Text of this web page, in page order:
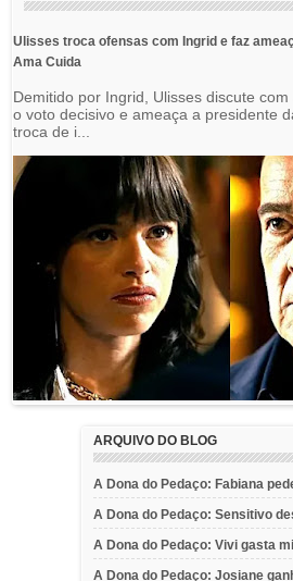
Ulisses troca ofensas com Ingrid e faz
Ama Cuida
Demitido por Ingrid, Ulisses discute
o voto decisivo e ameaça a presidente
troca de i...
ARQUIVO DO BLOG
A Dona do Pedaço: Fabiana
A Dona do Pedaço: Sensitivo
A Dona do Pedaço: Vivi gasta
A Dona do Pedaço: Josiane